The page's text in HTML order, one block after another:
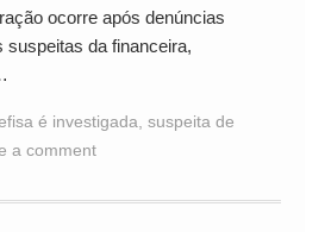
ocorre após denúncias
suspeitas da financeira,
é investigada suspeita de
a comment